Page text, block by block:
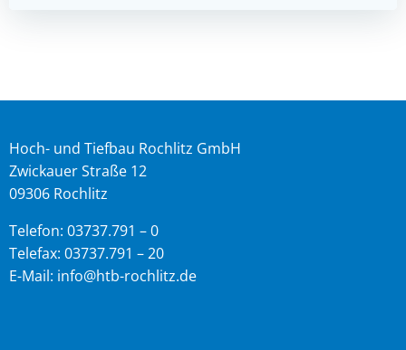
Hoch- und Tiefbau Rochlitz GmbH
Zwickauer Straße 12
09306 Rochlitz
Telefon: 03737.791 – 0
Telefax: 03737.791 – 20
E-Mail: info@htb-rochlitz.de